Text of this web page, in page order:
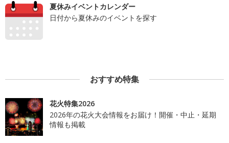
夏休みイベントカレンダー
日付から夏休みのイベントを探す
おすすめ特集
花火特集2026
2026年の花火大会情報をお届け！開催・中止・延期
情報も掲載